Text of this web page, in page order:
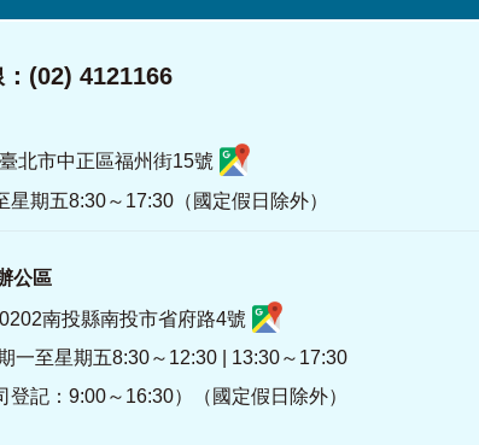
(02) 4121166
北市中正區福州街15號
期五8:30～17:30（國定假日除外）
公區
南投縣南投市省府路4號
一至星期五8:30～12:30 | 13:30～17:30
登記：9:00～16:30）（國定假日除外）